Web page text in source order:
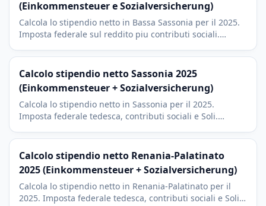
(Einkommensteuer e Sozialversicherung)
Calcola lo stipendio netto in Bassa Sassonia per il 2025.
Imposta federale sul reddito piu contributi sociali.
di culto del 9 percento.
Calcolo stipendio netto Sassonia 2025
(Einkommensteuer + Sozialversicherung)
Calcola lo stipendio netto in Sassonia per il 2025.
Imposta federale tedesca, contributi sociali e Soli.
Lipsia.
Calcolo stipendio netto Renania-Palatinato
2025 (Einkommensteuer + Sozialversicherung)
Calcola lo stipendio netto in Renania-Palatinato per il
2025. Imposta federale tedesca, contributi sociali e Soli.